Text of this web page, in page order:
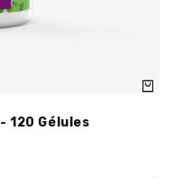
120 Gélules